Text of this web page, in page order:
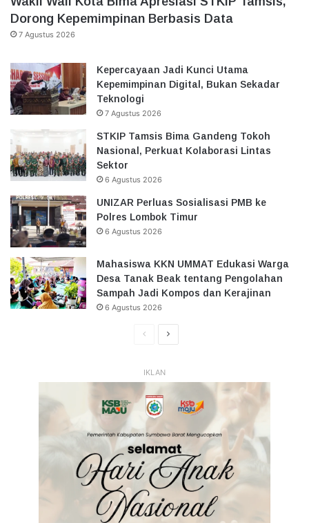
Dorong Kepemimpinan Berbasis Data
7 Agustus 2026
Kepercayaan Jadi Kunci Utama
Kepemimpinan Digital, Bukan Sekadar
Teknologi
7 Agustus 2026
STKIP Tamsis Bima Gandeng Tokoh
Nasional, Perkuat Kolaborasi Lintas
Sektor
6 Agustus 2026
UNIZAR Perluas Sosialisasi PMB ke
Polres Lombok Timur
6 Agustus 2026
Mahasiswa KKN UMMAT Edukasi Warga
Desa Tanak Beak tentang Pengolahan
Sampah Jadi Kompos dan Kerajinan
6 Agustus 2026
HalamanHalaman
IKLAN